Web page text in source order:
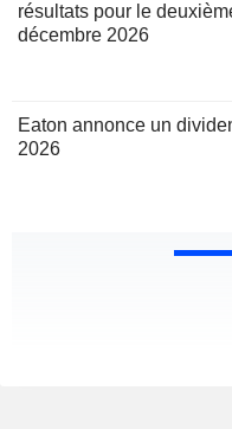
résultats pour le
décembre 2026
Eaton annonce un
2026